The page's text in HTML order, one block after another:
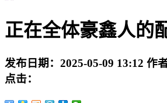
正在全体豪鑫人的
发布日期： 2025-05-09 13:12 作者
点击：